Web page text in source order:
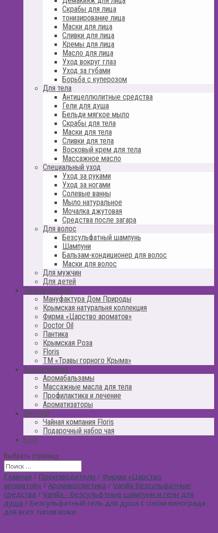
Скрабы для лица
тонизирование лица
Маски для лица
Сливки для лица
Кремы для лица
Масло для лица
Уход вокруг глаз
Уход за губами
Борьба с куперозом
Для тела
Антицеллюлитные средства
Гели для душа
Бельди мягкое мыло
Скрабы для тела
Маски для тела
Сливки для тела
Восковый крем для тела
Массажное масло
Специальный уход
Уход за руками
Уход за ногами
Солевые ванны
Мыло натуральное
Мочалка джутовая
Средства после загара
Для волос
Безсульфатный шампунь
Шампуни
Бальзам-кондиционер для волос
Маски для волос
Для мужчин
Для детей
Производители
Мануфактура Дом Природы
Крымская натуральня коллекция
Фирма «Царство ароматов»
Doctor Oil
Пантика
Крымская Роза
Floris
ТМ «Травы горного Крыма»
Ароматерапия
Аромабальзамы
Массажные масла для тела
Профилактика и лечение
Ароматизаторы
Фиточай
Чайная компания Floris
Подарочный набор чая
Блог
Выбрать страницу
Главная / Производители / Фирма «Царство
ароматов» / Аромакосметика / Vanilla безсульфатные
средства / Vanilla - безсульфтные шампуни и гели для
душа / Безсульфатный гель для душа с соком винограда
для всех типов кожи